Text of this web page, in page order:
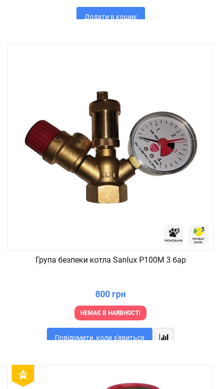
Додати в кошик
Група безпеки котла Sanlux P100M 3 бар
800 грн
НЕМАЄ В НАЯВНОСТІ
Повідомити, коли з'явиться